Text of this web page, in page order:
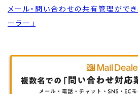
メール・問い合わせの共有管理ができ
ーラー」